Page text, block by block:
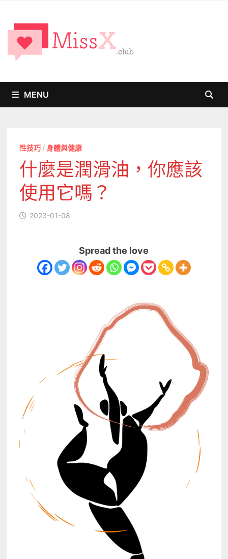
content
MENU
性技巧/身體與健康
什麼是潤滑油，你應該
使用它嗎？
2023-01-08
Spread the love